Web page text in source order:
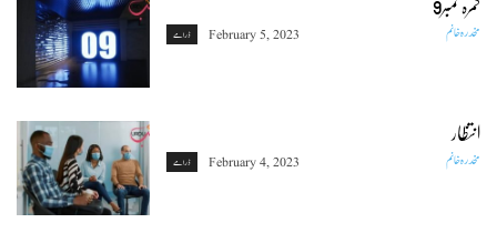
ڈرامے مخدرہ خانم February 5, 2023
انتظار
ڈرامے مخدرہ خانم February 4, 2023